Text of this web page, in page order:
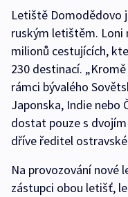
Letiště Domodědovo
ruským letištěm. Loni
milionů cestujících,
230 destinací.
rámci bývalého
Japonska, Indie nebo
dostat pouze s
dříve ředitel
Na provozování nové
zástupci obou letišť,